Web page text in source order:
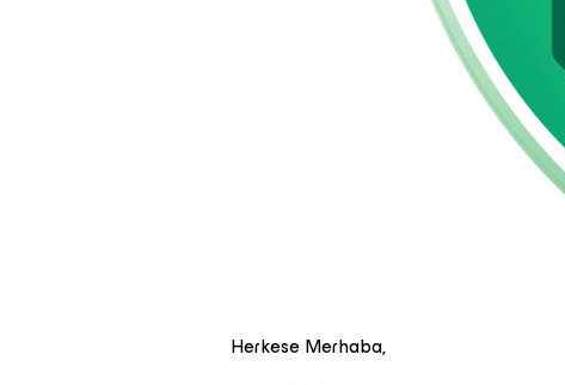
Herkese Merhaba,